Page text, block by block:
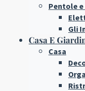
Pentole
Gli
Casa E
Casa